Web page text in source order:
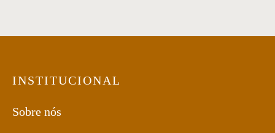
INSTITUCIONAL
Sobre nós